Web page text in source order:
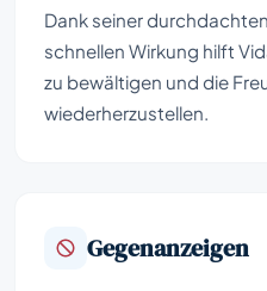
Dank seiner
schnellen Wirkung hilft
zu bewältigen und die
wiederherzustellen.
Gegenanzeigen